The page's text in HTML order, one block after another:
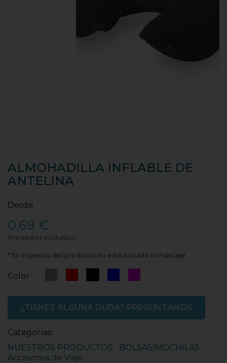
ALMOHADILLA INFLABLE DE
ANTELINA
Desde
0,69 €
Impuestos excluidos
* En el precio del producto no está incluido el marcaje.
Color
Fucsia
¿TIENES ALGUNA DUDA? PREGÚNTANOS
Categorías:
NUESTROS PRODUCTOS
BOLSAS/MOCHILAS
Accesorios de Viaje